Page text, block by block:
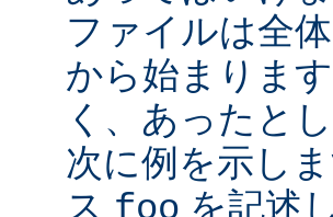
ファイルは全
から始まりま
く、あったと
次に例を示し
ス
を記述